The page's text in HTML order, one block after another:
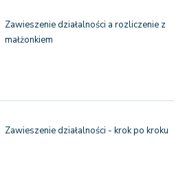
Zawieszenie działalności a rozliczenie z
małżonkiem
Zawieszenie działalności - krok po kroku